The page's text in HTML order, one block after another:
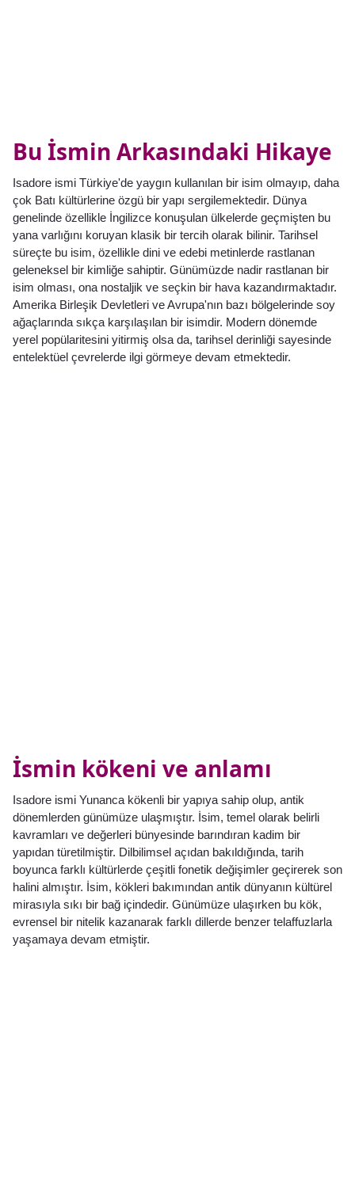
Bu İsmin Arkasındaki Hikaye
Isadore ismi Türkiye'de yaygın kullanılan bir isim olmayıp, daha
çok Batı kültürlerine özgü bir yapı sergilemektedir. Dünya
genelinde özellikle İngilizce konuşulan ülkelerde geçmişten bu
yana varlığını koruyan klasik bir tercih olarak bilinir. Tarihsel
süreçte bu isim, özellikle dini ve edebi metinlerde rastlanan
geleneksel bir kimliğe sahiptir. Günümüzde nadir rastlanan bir
isim olması, ona nostaljik ve seçkin bir hava kazandırmaktadır.
Amerika Birleşik Devletleri ve Avrupa'nın bazı bölgelerinde soy
ağaçlarında sıkça karşılaşılan bir isimdir. Modern dönemde
yerel popülaritesini yitirmiş olsa da, tarihsel derinliği sayesinde
entelektüel çevrelerde ilgi görmeye devam etmektedir.
İsmin kökeni ve anlamı
Isadore ismi Yunanca kökenli bir yapıya sahip olup, antik
dönemlerden günümüze ulaşmıştır. İsim, temel olarak belirli
kavramları ve değerleri bünyesinde barındıran kadim bir
yapıdan türetilmiştir. Dilbilimsel açıdan bakıldığında, tarih
boyunca farklı kültürlerde çeşitli fonetik değişimler geçirerek son
halini almıştır. İsim, kökleri bakımından antik dünyanın kültürel
mirasıyla sıkı bir bağ içindedir. Günümüze ulaşırken bu kök,
evrensel bir nitelik kazanarak farklı dillerde benzer telaffuzlarla
yaşamaya devam etmiştir.